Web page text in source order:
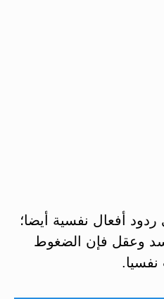
أفعال نفسية أيضا؛
وعقل فإن الضغوط